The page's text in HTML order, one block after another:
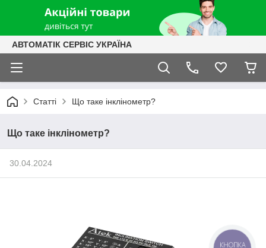
АВТОМАТІК СЕРВІС УКРАЇНА
Статті Що таке інклінометр?
Що таке інклінометр?
30.04.2024
КНОПКА